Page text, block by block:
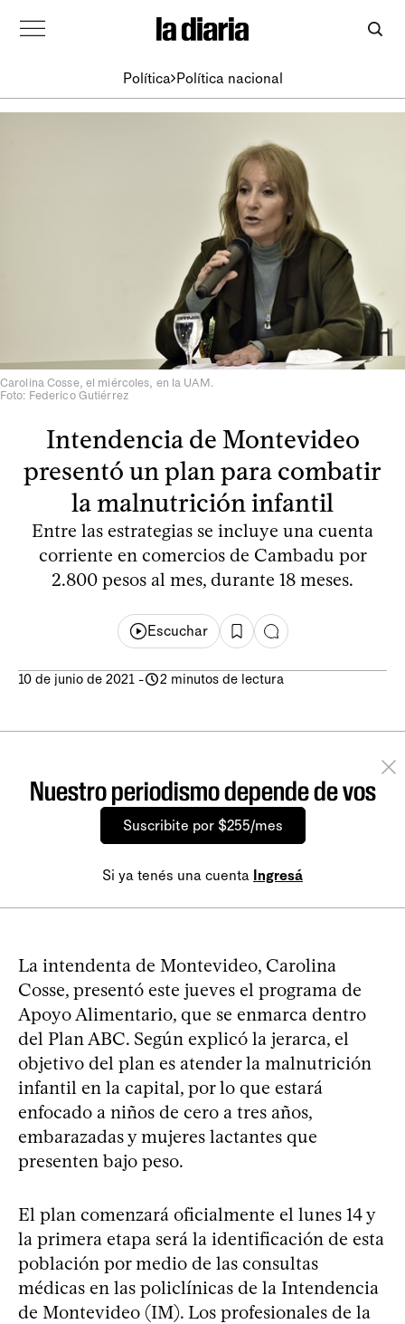
Política Política nacional
Carolina Cosse, el miércoles, en la UAM.
Foto: Federico Gutiérrez
Intendencia de Montevideo
presentó un plan para combatir
la malnutrición infantil
Entre las estrategias se incluye una cuenta
corriente en comercios de Cambadu por
2.800 pesos al mes, durante 18 meses.
Escuchar
10 de junio de 2021 - 2 minutos de lectura
Nuestro periodismo depende de vos
Suscribite por $255/mes
Si ya tenés una cuenta Ingresá
La intendenta de Montevideo, Carolina
Cosse, presentó este jueves el programa de
Apoyo Alimentario, que se enmarca dentro
del Plan ABC. Según explicó la jerarca, el
objetivo del plan es atender la malnutrición
infantil en la capital, por lo que estará
enfocado a niños de cero a tres años,
embarazadas y mujeres lactantes que
presenten bajo peso.
El plan comenzará oficialmente el lunes 14 y
la primera etapa será la identificación de esta
población por medio de las consultas
médicas en las policlínicas de la Intendencia
de Montevideo (IM). Los profesionales de la